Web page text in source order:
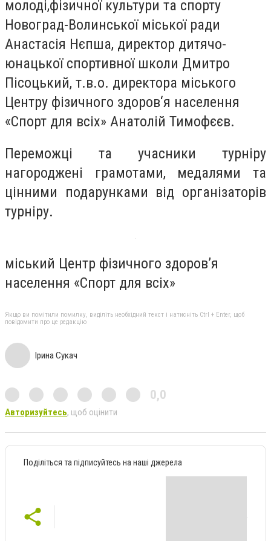
молоді,фізичної культури та спорту
Новоград-Волинської міської ради
Анастасія Нєпша, директор дитячо-
юнацької спортивної школи Дмитро
Пісоцький, т.в.о. директора міського
Центру фізичного здоров‘я населення
«Спорт для всіх» Анатолій Тимофєєв.
Переможці та учасники турніру
нагороджені грамотами, медалями та
цінними подарунками від організаторів
турніру.
міський Центр фізичного здоров’я
населення «Спорт для всіх»
Якщо ви помітили помилку, виділіть необхідний текст і натисніть Ctrl + Enter, щоб
повідомити про це редакцію
Ірина Сукач
0,0
Авторизуйтесь, щоб оцінити
Поділіться та підписуйтесь на наші джерела